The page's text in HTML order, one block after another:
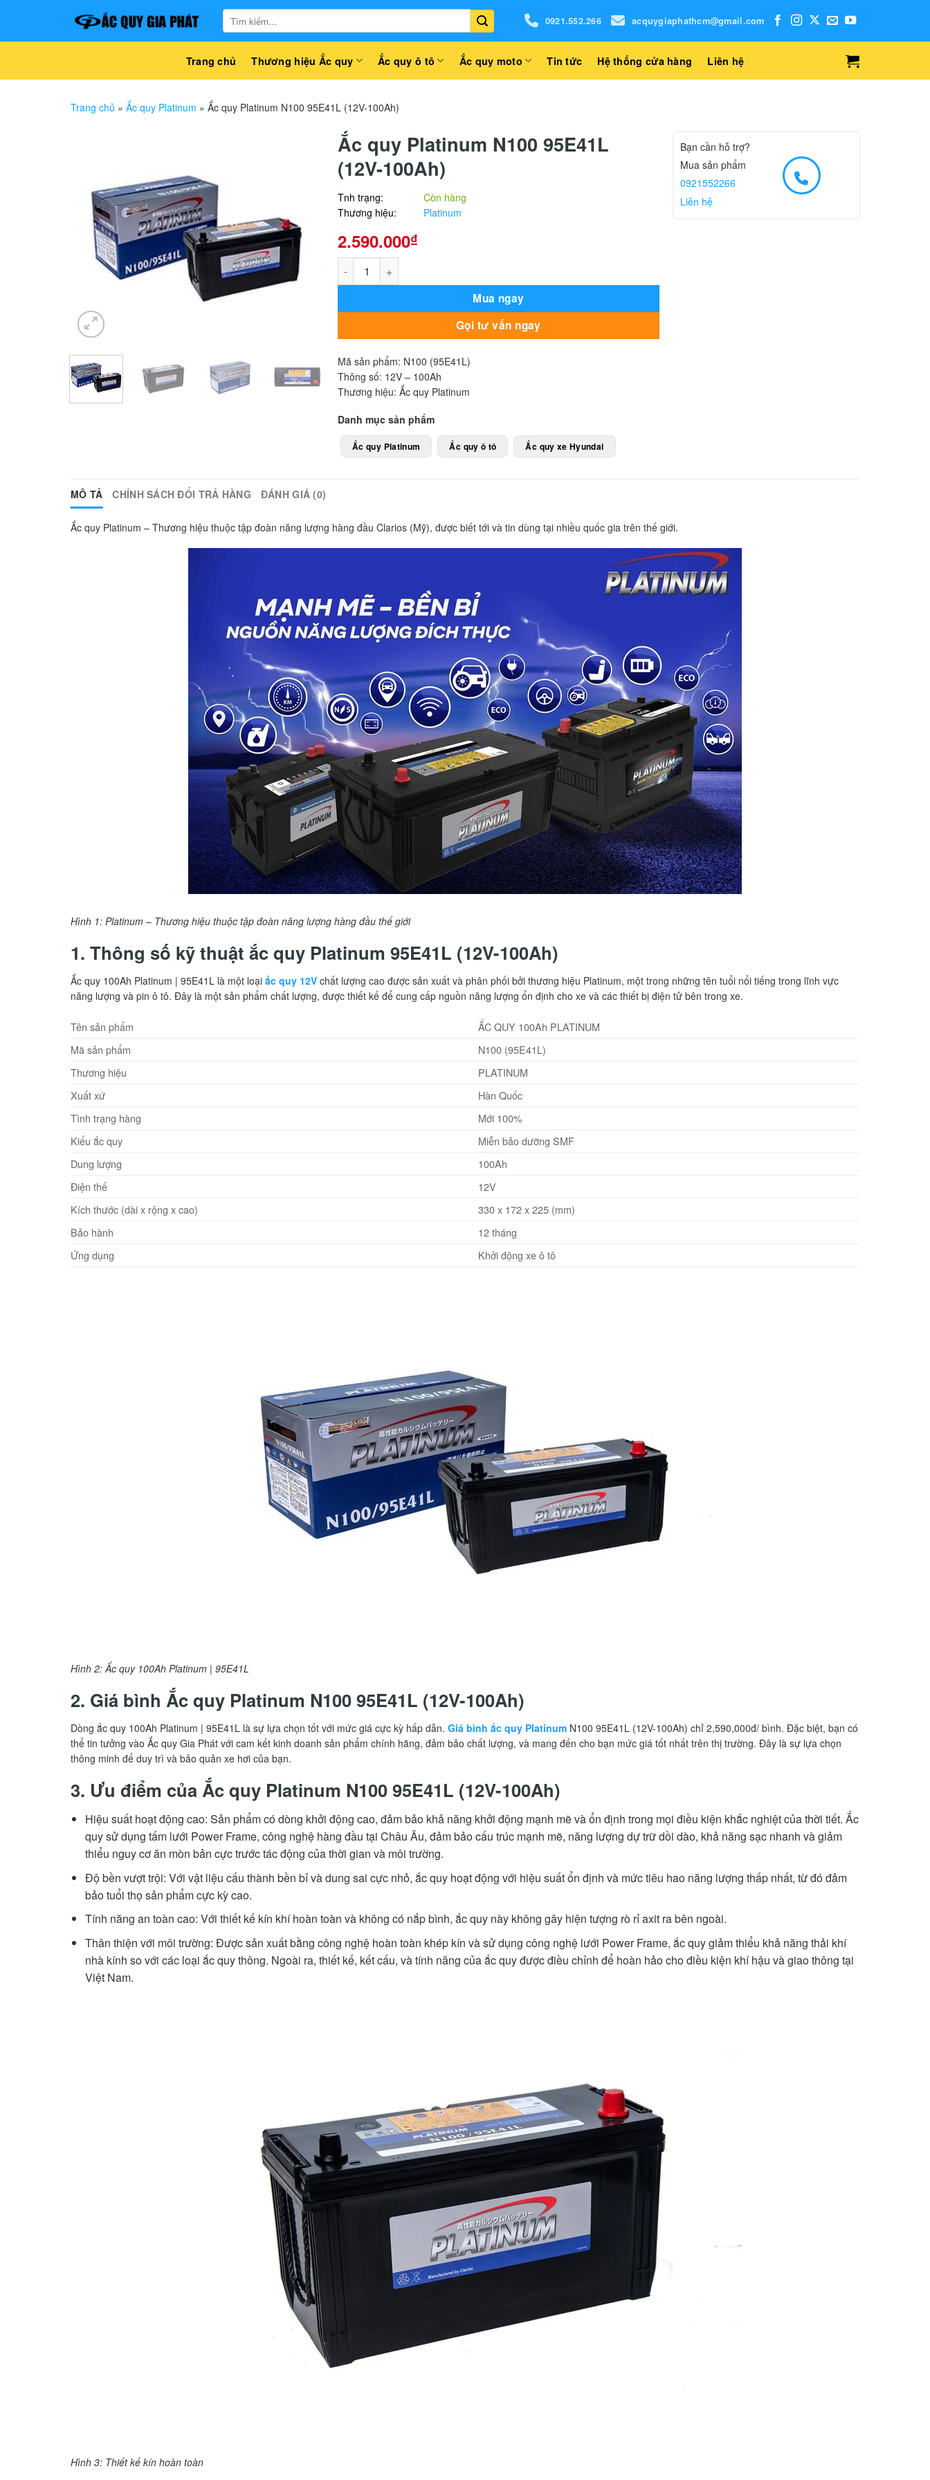
nội
Tìm
kiếm:
0921.552.266 acquygiaphathcm@gmail.com
Trang chủ Thương hiệu Ắc quy Ắc quy ô tô Ắc quy moto Tin tức Hệ thống cửa hàng Liên hệ
Trang chủ » Ắc quy Platinum » Ắc quy Platinum N100 95E41L (12V-100Ah)
Ắc quy Platinum N100 95E41L
(12V-100Ah)
Tnh trạng:
Còn hàng
Thương hiệu:
Platinum
2.590.000₫
Mua ngay
Gọi tư vấn ngay
Mã sản phẩm: N100 (95E41L)
Thông số: 12V – 100Ah
Thương hiệu: Ắc quy Platinum
Danh mục sản phẩm
Ắc quy Platinum Ắc quy ô tô Ắc quy xe Hyundai
Bạn cần hỗ trợ?
Mua sản phẩm
0921552266
Liên hệ
MÔ TẢ CHÍNH SÁCH ĐỔI TRẢ HÀNG ĐÁNH GIÁ (0)
Ắc quy Platinum – Thương hiệu thuộc tập đoàn năng lượng hàng đầu Clarios (Mỹ), được biết tới và tin dùng tại nhiều quốc gia trên thế giới.
Hình 1: Platinum – Thương hiệu thuộc tập đoàn năng lượng hàng đầu thế giới
1. Thông số kỹ thuật ắc quy Platinum 95E41L (12V-100Ah)
Ắc quy 100Ah Platinum | 95E41L là một loại ắc quy 12V chất lượng cao được sản xuất và phân phối bởi thương hiệu Platinum, một trong những tên tuổi nổi tiếng trong lĩnh vực
năng lượng và pin ô tô. Đây là một sản phẩm chất lượng, được thiết kế để cung cấp nguồn năng lượng ổn định cho xe và các thiết bị điện tử bên trong xe.
Tên sản phẩm
ẮC QUY 100Ah PLATINUM
Mã sản phẩm
N100 (95E41L)
Thương hiệu
PLATINUM
Xuất xứ
Hàn Quốc
Tình trạng hàng
Mới 100%
Kiểu ắc quy
Miễn bảo dưỡng SMF
Dung lượng
100Ah
Điện thế
12V
Kích thước (dài x rộng x cao)
330 x 172 x 225 (mm)
Bảo hành
12 tháng
Ứng dụng
Khởi động xe ô tô
Hình 2: Ắc quy 100Ah Platinum | 95E41L
2. Giá bình Ắc quy Platinum N100 95E41L (12V-100Ah)
Dòng ắc quy 100Ah Platinum | 95E41L là sự lựa chọn tốt với mức giá cực kỳ hấp dẫn. Giá bình ắc quy Platinum N100 95E41L (12V-100Ah) chỉ 2,590,000đ/ bình. Đặc biệt, bạn có
thể tin tưởng vào Ắc quy Gia Phát với cam kết kinh doanh sản phẩm chính hãng, đảm bảo chất lượng, và mang đến cho bạn mức giá tốt nhất trên thị trường. Đây là sự lựa chọn
thông minh để duy trì và bảo quản xe hơi của bạn.
3. Ưu điểm của Ắc quy Platinum N100 95E41L (12V-100Ah)
Hiệu suất hoạt động cao: Sản phẩm có dòng khởi động cao, đảm bảo khả năng khởi động mạnh mẽ và ổn định trong mọi điều kiện khắc nghiệt của thời tiết. Ắc
quy sử dụng tấm lưới Power Frame, công nghệ hàng đầu tại Châu Âu, đảm bảo cấu trúc mạnh mẽ, năng lượng dự trữ dồi dào, khả năng sạc nhanh và giảm
thiểu nguy cơ ăn mòn bản cực trước tác động của thời gian và môi trường.
Độ bền vượt trội: Với vật liệu cấu thành bền bỉ và dung sai cực nhỏ, ắc quy hoạt động với hiệu suất ổn định và mức tiêu hao năng lượng thấp nhất, từ đó đảm
bảo tuổi thọ sản phẩm cực kỳ cao.
Tính năng an toàn cao: Với thiết kế kín khí hoàn toàn và không có nắp bình, ắc quy này không gây hiện tượng rò rỉ axit ra bên ngoài.
Thân thiện với môi trường: Được sản xuất bằng công nghệ hoàn toàn khép kín và sử dụng công nghệ lưới Power Frame, ắc quy giảm thiểu khả năng thải khí
nhà kính so với các loại ắc quy thông. Ngoài ra, thiết kế, kết cấu, và tính năng của ắc quy được điều chỉnh để hoàn hảo cho điều kiện khí hậu và giao thông tại
Việt Nam.
Hình 3: Thiết kế kín hoàn toàn